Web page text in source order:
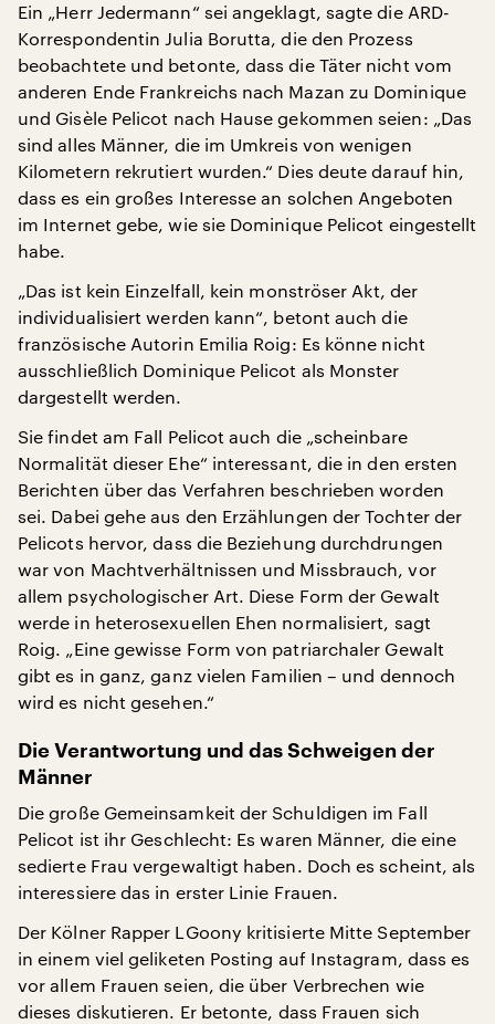
Ein „Herr Jedermann“ sei angeklagt, sagte die ARD-
Korrespondentin Julia Borutta, die den Prozess
beobachtete und betonte, dass die Täter nicht vom
anderen Ende Frankreichs nach Mazan zu Dominique
und Gisèle Pelicot nach Hause gekommen seien: „Das
sind alles Männer, die im Umkreis von wenigen
Kilometern rekrutiert wurden.“ Dies deute darauf hin,
dass es ein großes Interesse an solchen Angeboten
im Internet gebe, wie sie Dominique Pelicot eingestellt
habe.
„Das ist kein Einzelfall, kein monströser Akt, der
individualisiert werden kann“, betont auch die
französische Autorin Emilia Roig: Es könne nicht
ausschließlich Dominique Pelicot als Monster
dargestellt werden.
Sie findet am Fall Pelicot auch die „scheinbare
Normalität dieser Ehe“ interessant, die in den ersten
Berichten über das Verfahren beschrieben worden
sei. Dabei gehe aus den Erzählungen der Tochter der
Pelicots hervor, dass die Beziehung durchdrungen
war von Machtverhältnissen und Missbrauch, vor
allem psychologischer Art. Diese Form der Gewalt
werde in heterosexuellen Ehen normalisiert, sagt
Roig. „Eine gewisse Form von patriarchaler Gewalt
gibt es in ganz, ganz vielen Familien – und dennoch
wird es nicht gesehen.“
Die Verantwortung und das Schweigen der
Männer
Die große Gemeinsamkeit der Schuldigen im Fall
Pelicot ist ihr Geschlecht: Es waren Männer, die eine
sedierte Frau vergewaltigt haben. Doch es scheint, als
interessiere das in erster Linie Frauen.
Der Kölner Rapper LGoony kritisierte Mitte September
in einem viel geliketen Posting auf Instagram, dass es
vor allem Frauen seien, die über Verbrechen wie
dieses diskutieren. Er betonte, dass Frauen sich